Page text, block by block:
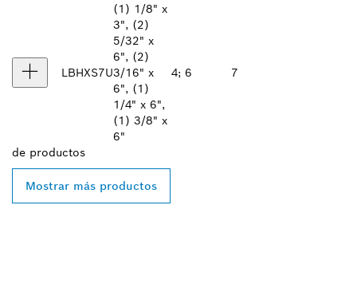
LBHXS7U
(1) 1/8" x
3", (2)
5/32" x
6", (2)
3/16" x
6", (1)
1/4" x 6",
(1) 3/8" x
6"
4; 6 7
de productos
Mostrar más productos